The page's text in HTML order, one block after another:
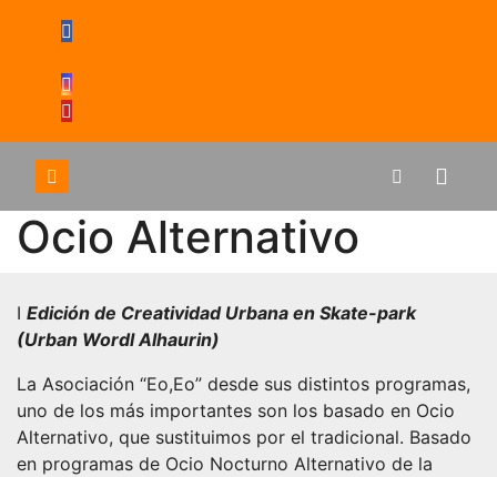
Ocio Alternativo
I Edición de Creatividad Urbana en Skate-park
(Urban Wordl Alhaurin)
La Asociación “Eo,Eo” desde sus distintos programas,
uno de los más importantes son los basado en Ocio
Alternativo, que sustituimos por el tradicional. Basado
en programas de Ocio Nocturno Alternativo de la